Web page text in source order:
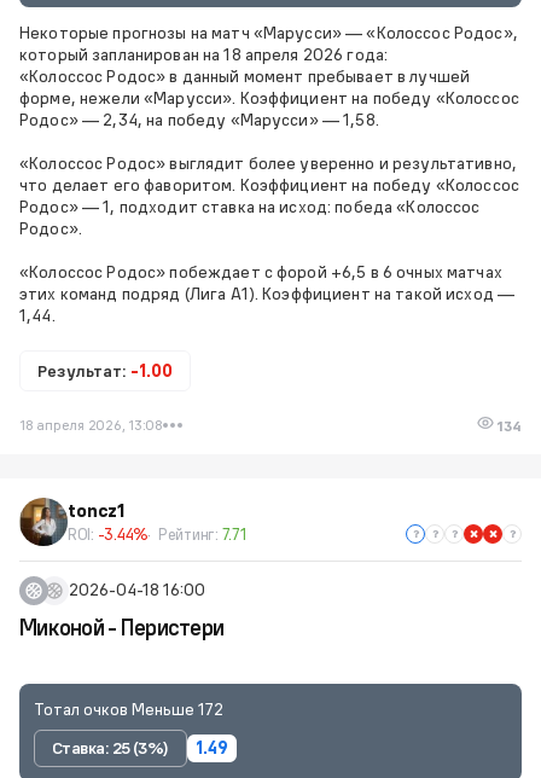
Некоторые прогнозы на матч «Марусси» — «Колоссос Родос»,
который запланирован на 18 апреля 2026 года:
«Колоссос Родос» в данный момент пребывает в лучшей
форме, нежели «Марусси». Коэффициент на победу «Колоссос
Родос» — 2,34, на победу «Марусси» — 1,58.
«Колоссос Родос» выглядит более уверенно и результативно,
что делает его фаворитом. Коэффициент на победу «Колоссос
Родос» — 1, подходит ставка на исход: победа «Колоссос
Родос».
«Колоссос Родос» побеждает с форой +6,5 в 6 очных матчах
этих команд подряд (Лига А1). Коэффициент на такой исход —
1,44.
Результат: -1.00
18 апреля 2026, 13:08 134
toncz1
ROI: -3.44% Рейтинг: 7.71
2026-04-18 16:00
Миконой - Перистери
Тотал очков Меньше 172
Ставка: 25 (3%)
1.49